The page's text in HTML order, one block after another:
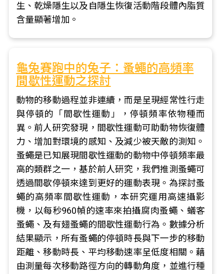
生、乾燥隱生以及自隱生恢復活動階段體內脂質
含量顯著增加。
龜兔賽跑中的兔子：蚤蠅的高頻率
間歇性運動之探討
動物的移動過程並非連續，而是呈現經常性行走
與停頓的「間歇性運動」，停頓頻率依物種而
異。前人研究發現，間歇性運動可助動物恢復體
力、增加對環境的感知、及減少被天敵的測知。
蚤蠅是已知展現間歇性運動的動物中停頓頻率最
高的類群之一，基於前人研究，我們推測蚤蠅可
透過間歇停頓來達到更好的運動表現。為探討蚤
蠅的高頻率間歇性運動，本研究運用高速攝影
機，以每秒960幀的速率來拍攝腐肉蚤蠅、蟻客
蚤蠅、及有翅蚤蠅的間歇性運動行為。數據分析
結果顯示，所有蚤蠅的停頓時長與下一步的移動
距離、移動時長、平均移動速率呈低度相關。藉
由測量每次移動路徑方向的轉動角度，並進行種